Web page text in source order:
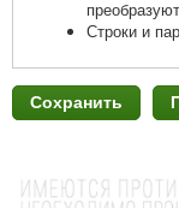
Строки и